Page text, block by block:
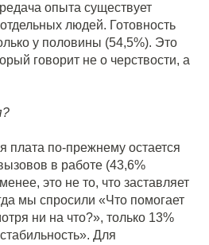
опыта существует
людей. Готовность
у половины (54,5%). Это
говорит не о черствости, а
плата по-прежнему остается
в работе (43,6%
это не то, что заставляет
мы спросили «Что помогает
ни на что?», только 13%
Для